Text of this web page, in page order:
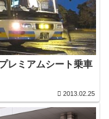
レミアムシート乗車
2013.02.25